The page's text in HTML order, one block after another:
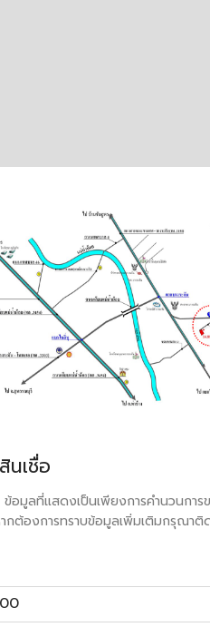
นเชื่อ
ข้อมูลที่แสดงเป็นเพียงการคำนวนการ
กต้องการทราบข้อมูลเพิ่มเติมกรุณาติ